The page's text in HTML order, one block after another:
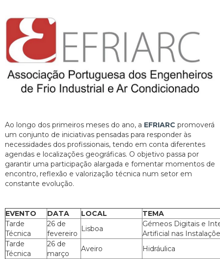
Ao longo dos primeiros meses do ano, a EFRIARC promoverá
um conjunto de iniciativas pensadas para responder às
necessidades dos profissionais, tendo em conta diferentes
agendas e localizações geográficas. O objetivo passa por
garantir uma participação alargada e fomentar momentos de
encontro, reflexão e valorização técnica num setor em
constante evolução.
EVENTO DATA LOCAL
TEMA
Tarde
Técnica
26 de
fevereiro
Lisboa
Gémeos Digitais e
Artificial nas
Tarde
Técnica
26 de
março
Aveiro Hidráulica